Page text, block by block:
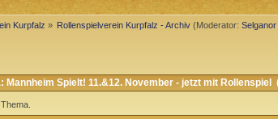
Kurpfalz » Rollenspielverein Kurpfalz - Archiv (Moderator:
Mannheim Spielt! 11.&12. November - jetzt mit Rollenspiel